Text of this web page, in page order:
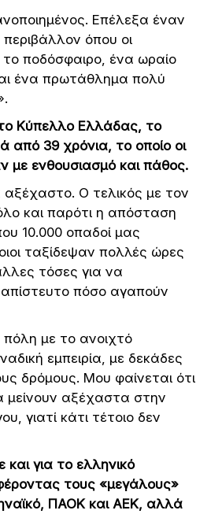
Επέλεξα έναν
όπου οι
ποδόσφαιρο, ένα ωραίο
ένα πρωτάθλημα πολύ
Κύπελλο Ελλάδας, το
από 39 χρόνια, το οποίο οι
με ενθουσιασμό και πάθος.
Ο τελικός με τον
και παρότι η απόσταση
10.000 οπαδοί μας
ταξίδεψαν πολλές ώρες
τόσες για να
απίστευτο πόσο αγαπούν
με το ανοιχτό
εμπειρία, με δεκάδες
δρόμους. Μου φαίνεται ότι
αξέχαστα στην
γιατί κάτι τέτοιο δεν
και για το ελληνικό
τους «μεγάλους»
ΠΑΟΚ και ΑΕΚ, αλλά